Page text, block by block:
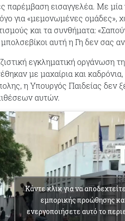
παρέμβαση εισαγγελέα. Με μία
για «μεμονωμένες ομάδες»,
και τα συνθήματα:
μπολσεβίκοι αυτή η Γη δεν σας
εγκληματική οργάνωση
με μαχαίρια και
η Υπουργός Παιδείας δεν
αυτών.
Κάντε κλικ για να
εμπορικής προώθησης
ενεργοποιήσετε αυτό το